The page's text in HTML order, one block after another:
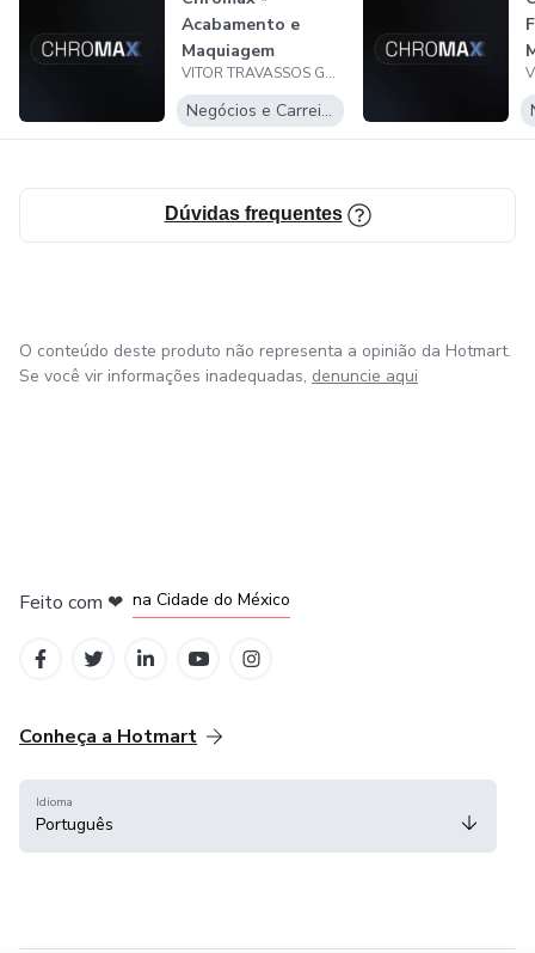
Acabamento e
Maquiagem
VITOR TRAVASSOS GUERRA COELHO
Negócios e Carreira
Dúvidas frequentes
O conteúdo deste produto não representa a opinião da Hotmart.
Se você vir informações inadequadas, denuncie aqui
Feito com ❤ na Cidade do México
Conheça a Hotmart
Idioma
Português